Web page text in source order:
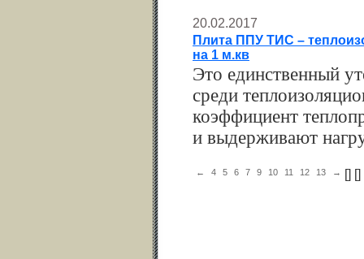
20.02.2017
Плита ППУ ТИС –
на 1 м.кв
Это единственный
среди
коэффициент
и выдерживают
← [
4 ] [
5 ]
6 7 9 10 11 12 13 →